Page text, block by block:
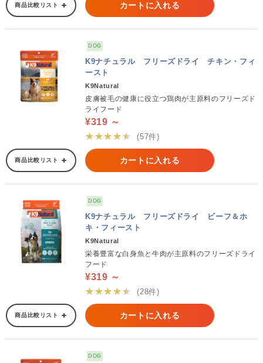
商品比較リスト カートに入れる
DOG
K9ナチュラル フリーズドライ チキン・フィ
ースト
K9Natural
皮膚被毛の健康に役立つ鶏肉が主原料のフリーズド
ライフード
¥319 ～
★★★★★
(57件)
商品比較リスト カートに入れる
DOG
K9ナチュラル フリーズドライ ビーフ＆ホ
キ・フィースト
K9Natural
栄養豊富な白身魚と牛肉が主原料のフリーズドライ
フード
¥319 ～
★★★★★
(28件)
商品比較リスト カートに入れる
DOG